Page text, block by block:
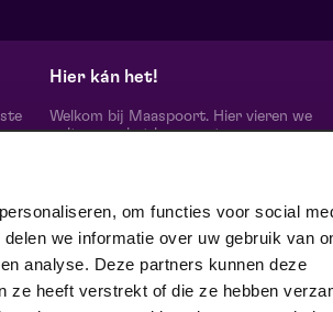
om functies voor social
we informatie over uw gebruik van
analyse. Deze partners kunnen deze
ze heeft verstrekt of die ze hebben
20:15
do 26
Hier kán het!
Welkom bij Maaspoort. Hier vieren we
cultuur en het leven met een
echte verschil maak je samen’.
Winnaar van de Red Dot Award Brands
& Communication Design 2024 in de
categorie Corporate Design & Identity.